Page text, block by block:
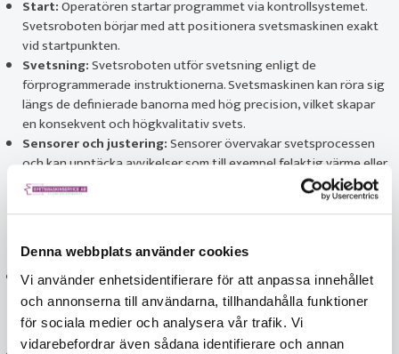
Denna webbplats använder cookies
Vi använder enhetsidentifierare för att anpassa innehållet
och annonserna till användarna, tillhandahålla funktioner
för sociala medier och analysera vår trafik. Vi
vidarebefordrar även sådana identifierare och annan
Start:Operatören startar programmet via kontrollsystemet.
Svetsroboten börjar med att positionera svetsmaskinen exakt
vid startpunkten.
Svetsning:Svetsroboten utför svetsning enligt de
förprogrammerade instruktionerna. Svetsmaskinen kan röra sig
längs de definierade banorna med hög precision, vilket skapar
en konsekvent och högkvalitativ svets.
Sensorer och justering:Sensorer övervakar svetsprocessen
och kan upptäcka avvikelser som till exempel felaktig värme eller
rörelse. Kontrollenheten justerar omedelbart svetsparametrarna
och robotrörelserna för att kompensera för eventuella fel.
Kylning och inspektion:Efter svetsning tillåts arbetsstycket
att svalna. Det finns även möjlighet att ha sensorer eller externa
inspektionssystem som kan användas för att kontrollera
kvaliteten på svetsen.